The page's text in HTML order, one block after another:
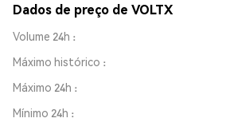
Dados de preço de VOLTX
Volume 24h
Máximo histórico
Máximo 24h
Mínimo 24h